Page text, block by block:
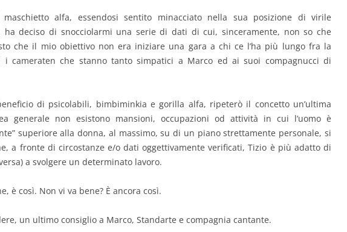
alfa, essendosi sentito minacciato nella sua posizione di virile
ha deciso di snocciolarmi una serie di dati di cui, sinceramente, non so che
che il mio obiettivo non era iniziare una gara a chi ce l’ha più lungo fra la
i cameraten che stanno tanto simpatici a Marco ed ai suoi compagnucci di
di psicolabili, bimbiminkia e gorilla alfa, ripeterò il concetto un’ultima
generale non esistono mansioni, occupazioni od attività in cui l’uomo è
superiore alla donna, al massimo, su di un piano strettamente personale, si
a fronte di circostanze e/o dati oggettivamente verificati, Tizio è più adatto di
a svolgere un determinato lavoro.
è così. Non vi va bene? È ancora così.
un ultimo consiglio a Marco, Standarte e compagnia cantante.